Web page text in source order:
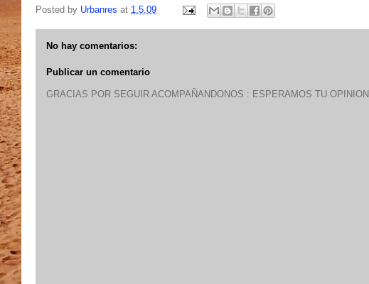
Posted by Urbanres at 1.5.09
No hay comentarios:
Publicar un comentario
GRACIAS POR SEGUIR ACOMPAÑANDONOS : ESPERAMOS TU OPINION